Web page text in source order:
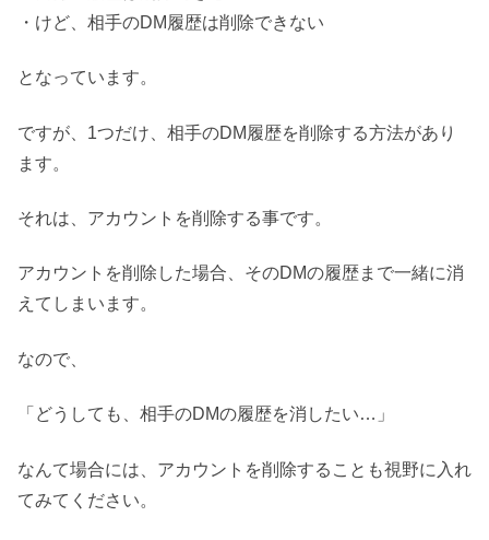
・けど、相手のDM履歴は削除できない
となっています。
ですが、1つだけ、相手のDM履歴を削除する方法があり
ます。
それは、アカウントを削除する事です。
アカウントを削除した場合、そのDMの履歴まで一緒に消
えてしまいます。
なので、
「どうしても、相手のDMの履歴を消したい…」
なんて場合には、アカウントを削除することも視野に入れ
てみてください。